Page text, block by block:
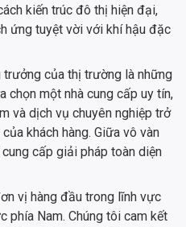
kiến trúc đô thị hiện đại,
ứng tuyệt vời với khí hậu đặc
của thị trường là những
chọn một nhà cung cấp uy tín,
và dịch vụ chuyên nghiệp trở
khách hàng. Giữa vô vàn
cấp giải pháp toàn diện
vị hàng đầu trong lĩnh vực
phía Nam. Chúng tôi cam kết